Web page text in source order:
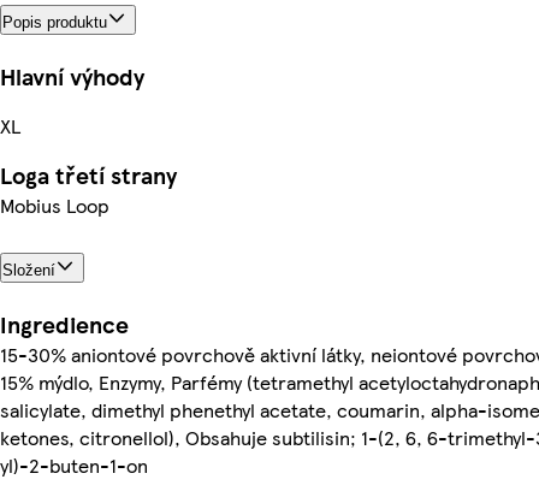
Popis produktu
Hlavní výhody
XL
Loga třetí strany
Mobius Loop
Složení
Ingredience
15-30% aniontové povrchově aktivní látky, neiontové
15% mýdlo, Enzymy, Parfémy (tetramethyl
salicylate, dimethyl phenethyl acetate, coumarin, alpha-
ketones, citronellol), Obsahuje subtilisin; 1-(2, 6, 6-
yl)-2-buten-1-on